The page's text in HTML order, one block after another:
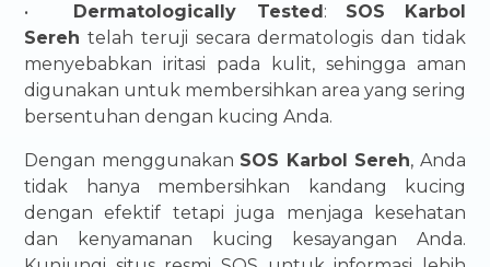
• Dermatologically Tested: SOS Karbol
Sereh telah teruji secara dermatologis dan tidak
menyebabkan iritasi pada kulit, sehingga aman
digunakan untuk membersihkan area yang sering
bersentuhan dengan kucing Anda.
Dengan menggunakan SOS Karbol Sereh, Anda
tidak hanya membersihkan kandang kucing
dengan efektif tetapi juga menjaga kesehatan
dan kenyamanan kucing kesayangan Anda.